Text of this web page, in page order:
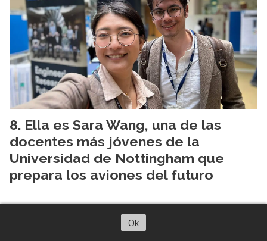
Ella es Sara Wang, una de las
docentes más jóvenes de la
Universidad de Nottingham que
prepara los aviones del futuro
Ok